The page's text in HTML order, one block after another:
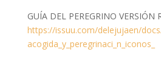
GUÍA DEL PEREGRINO VERSIÓN
https://issuu.com/delejujaen/docs/
acogida_y_peregrinaci_n_iconos_